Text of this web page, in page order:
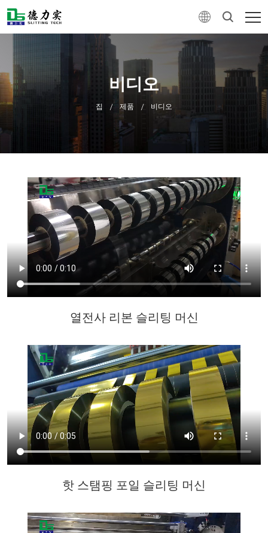
비디오
집 / 제품 / 비디오
열전사 리본 슬리팅 머신
핫 스탬핑 포일 슬리팅 머신